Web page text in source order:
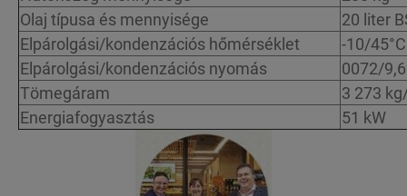
Olaj típusa és mennyisége
20 liter
Elpárolgási/kondenzációs hőmérséklet
-10/45°C
Elpárolgási/kondenzációs nyomás
0072/
Tömegáram
3 273
Energiafogyasztás
51 kW